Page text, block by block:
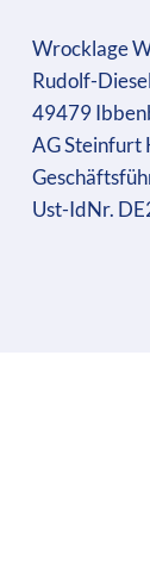
Wrocklage
Rudolf-
49479
AG Steinfurt
Ust-IdNr.